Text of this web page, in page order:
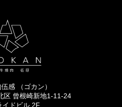
感 （ゴカン）
区 曾根崎新地1-11-24
イドビル 2F